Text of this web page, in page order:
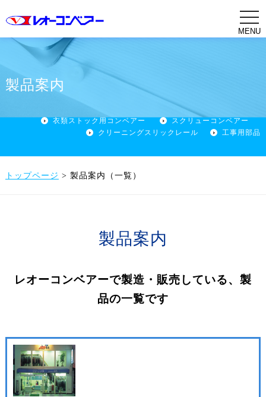
t
o
g
i
製品案内
衣類ストック用コンベアー
スクリューコンベアー
クリーニングスリックレール
工事用部品
トップページ > 製品案内（一覧）
製品案内
レオーコンベアーで製造・販売している、製
品の一覧です